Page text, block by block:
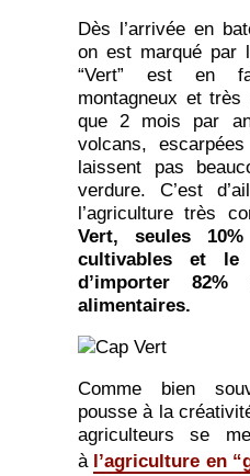
Dès l’arrivée en
on est marqué par
“Vert” est en
montagneux et
que 2 mois par
volcans,
laissent pas
verdure. C’est
l’agriculture très
Vert, seules
cultivables et
d’importer
alimentaires.
Comme bien
pousse à la
agriculteurs se
à l’agriculture en